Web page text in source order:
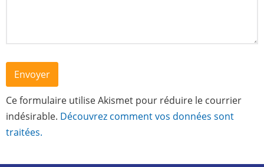
Ce formulaire utilise Akismet pour réduire le courrier
indésirable. Découvrez comment vos données sont
traitées.